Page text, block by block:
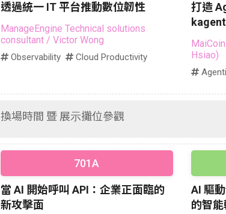
透過統一 IT 平台推動數位韌性
ManageEngine Technical solutions
consultant / Victor Wong
Observability Cloud Productivity
打造
Hsiao)
換場時間 暨 展⽰攤位參觀
701A
當 AI 開始呼叫 API：企業正面臨的
新攻擊面
AI 驅
的智